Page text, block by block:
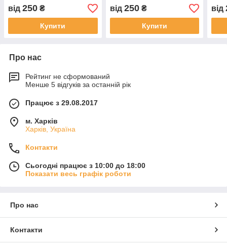
від 250 ₴
Купити
від 250₴
Купити
від
Про нас
Рейтинг не сформований
Менше 5 відгуків за останній рік
Працює з 29.08.2017
м. Харків
Харків, Україна
Контакти
Сьогодні працює з 10:00 до 18:00
Показати весь графік роботи
Про нас
Контакти